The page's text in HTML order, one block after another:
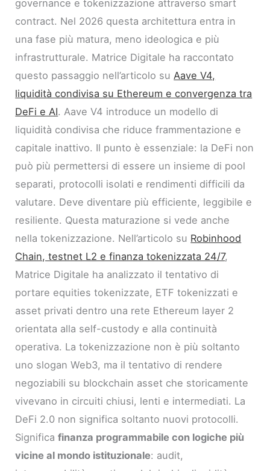
governance e tokenizzazione attraverso smart
contract. Nel 2026 questa architettura entra in
una fase più matura, meno ideologica e più
infrastrutturale. Matrice Digitale ha raccontato
questo passaggio nell’articolo su Aave V4,
liquidità condivisa su Ethereum e convergenza tra
DeFi e AI. Aave V4 introduce un modello di
liquidità condivisa che riduce frammentazione e
capitale inattivo. Il punto è essenziale: la DeFi non
può più permettersi di essere un insieme di pool
separati, protocolli isolati e rendimenti difficili da
valutare. Deve diventare più efficiente, leggibile e
resiliente. Questa maturazione si vede anche
nella tokenizzazione. Nell’articolo su Robinhood
Chain, testnet L2 e finanza tokenizzata 24/7,
Matrice Digitale ha analizzato il tentativo di
portare equities tokenizzate, ETF tokenizzati e
asset privati dentro una rete Ethereum layer 2
orientata alla self-custody e alla continuità
operativa. La tokenizzazione non è più soltanto
uno slogan Web3, ma il tentativo di rendere
negoziabili su blockchain asset che storicamente
vivevano in circuiti chiusi, lenti e intermediati. La
DeFi 2.0 non significa soltanto nuovi protocolli.
Significafinanza programmabile con logiche più
vicine al mondo istituzionale: audit,